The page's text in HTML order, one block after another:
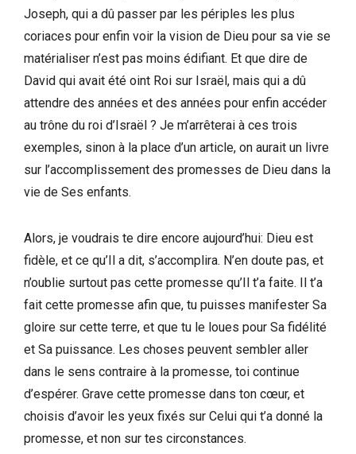
Joseph, qui a dû passer par les périples les plus
coriaces pour enfin voir la vision de Dieu pour sa vie se
matérialiser n’est pas moins édifiant. Et que dire de
David qui avait été oint Roi sur Israël, mais qui a dû
attendre des années et des années pour enfin accéder
au trône du roi d’Israël ? Je m’arrêterai à ces trois
exemples, sinon à la place d’un article, on aurait un livre
sur l’accomplissement des promesses de Dieu dans la
vie de Ses enfants.
Alors, je voudrais te dire encore aujourd’hui: Dieu est
fidèle, et ce qu’Il a dit, s’accomplira. N’en doute pas, et
n’oublie surtout pas cette promesse qu’Il t’a faite. Il t’a
fait cette promesse afin que, tu puisses manifester Sa
gloire sur cette terre, et que tu le loues pour Sa fidélité
et Sa puissance. Les choses peuvent sembler aller
dans le sens contraire à la promesse, toi continue
d’espérer. Grave cette promesse dans ton cœur, et
choisis d’avoir les yeux fixés sur Celui qui t’a donné la
promesse, et non sur tes circonstances.